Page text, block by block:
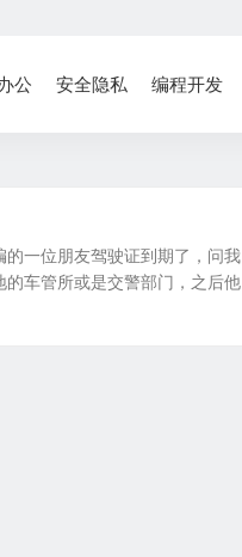
公 安全隐私 编程开发
一位朋友驾驶证到期了，问我
车管所或是交警部门，之后他